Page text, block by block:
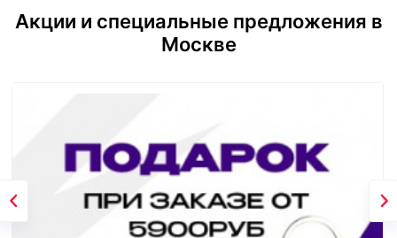
Акции и специальные предложения в
Москве